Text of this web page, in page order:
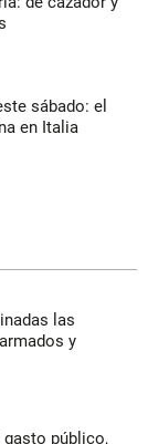
sábado: el
en Italia
las
y
gasto público,